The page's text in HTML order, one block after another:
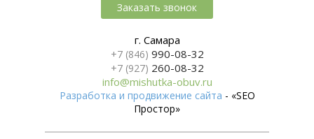
Заказать звонок
г. Самара
+7 (846) 990-08-32
+7 (927) 260-08-32
info@mishutka-obuv.ru
Разработка и продвижение сайта - «SEO
Простор»